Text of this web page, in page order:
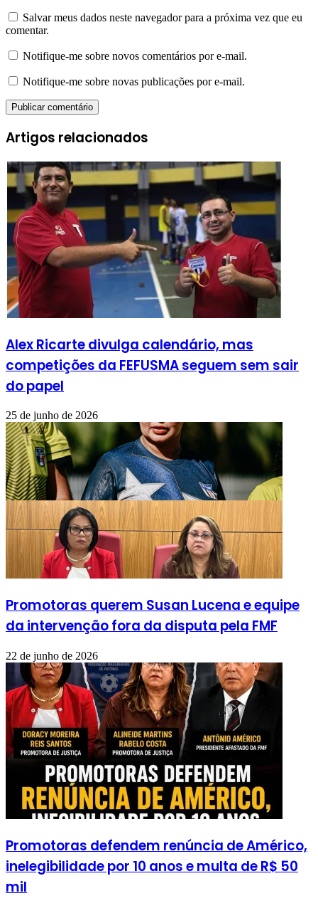
Salvar meus dados neste navegador para a próxima vez que eu
comentar.
Notifique-me sobre novos comentários por e-mail.
Notifique-me sobre novas publicações por e-mail.
Artigos relacionados
Alex Ricarte divulga calendário, mas
competições da FEFUSMA seguem sem sair
do papel
25 de junho de 2026
Promotoras querem Susan Lucena e equipe
da intervenção fora da disputa pela FMF
22 de junho de 2026
Promotoras defendem renúncia de Américo,
inelegibilidade por 10 anos e multa de R$ 50
mil